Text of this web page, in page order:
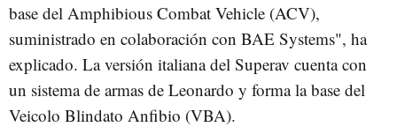
base del Amphibious Combat Vehicle (ACV),
suministrado en colaboración con BAE Systems", ha
explicado. La versión italiana del Superav cuenta con
un sistema de armas de Leonardo y forma la base del
Veicolo Blindato Anfibio (VBA).